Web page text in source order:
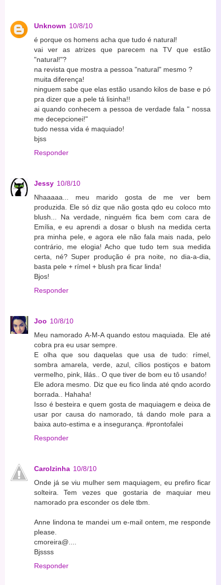
Unknown 10/8/10
é porque os homens acha que tudo é natural!
vai ver as atrizes que parecem na TV que estão
"natural!"?
na revista que mostra a pessoa "natural" mesmo ?
muita diferença!
ninguem sabe que elas estão usando kilos de base e pó
pra dizer que a pele tá lisinha!!
ai quando conhecem a pessoa de verdade fala " nossa
me decepcionei!"
tudo nessa vida é maquiado!
bjss
Responder
Jessy 10/8/10
Nhaaaaa... meu marido gosta de me ver bem
produzida. Ele só diz que não gosta qdo eu coloco mto
blush... Na verdade, ninguém fica bem com cara de
Emília, e eu aprendi a dosar o blush na medida certa
pra minha pele, e agora ele não fala mais nada, pelo
contrário, me elogia! Acho que tudo tem sua medida
certa, né? Super produção é pra noite, no dia-a-dia,
basta pele + rímel + blush pra ficar linda!
Bjos!
Responder
Joo 10/8/10
Meu namorado A-M-A quando estou maquiada. Ele até
cobra pra eu usar sempre.
E olha que sou daquelas que usa de tudo: rímel,
sombra amarela, verde, azul, cílios postiços e batom
vermelho, pink, lilás.. O que tiver de bom eu tô usando!
Ele adora mesmo. Diz que eu fico linda até qndo acordo
borrada.. Hahaha!
Isso é besteira e quem gosta de maquiagem e deixa de
usar por causa do namorado, tá dando mole para a
baixa auto-estima e a insegurança. #prontofalei
Responder
Carolzinha 10/8/10
Onde já se viu mulher sem maquiagem, eu prefiro ficar
solteira. Tem vezes que gostaria de maquiar meu
namorado pra esconder os dele tbm.
Anne lindona te mandei um e-mail ontem, me responde
please.
cmoreira@....
Bjssss
Responder